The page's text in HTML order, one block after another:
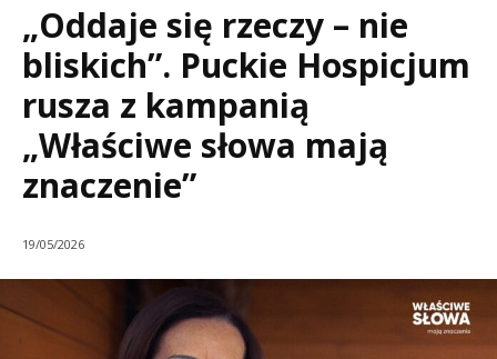
„Oddaje się rzeczy – nie
bliskich”. Puckie Hospicjum
rusza z kampanią
„Właściwe słowa mają
znaczenie”
19/05/2026